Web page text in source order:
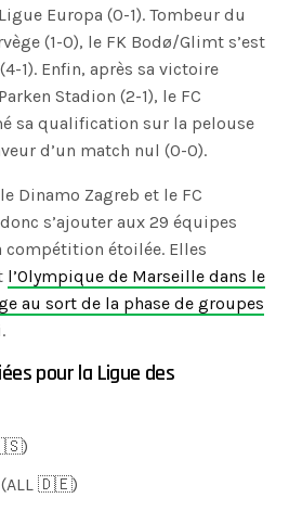
Europa (0-1). Tombeur du
(1-0), le FK Bodø/Glimt s’est
1). Enfin, après sa victoire
Stadion (2-1), le FC
sa qualification sur la pelouse
d’un match nul (0-0).
Dinamo Zagreb et le FC
s’ajouter aux 29 équipes
étoilée. Elles
l’Olympique de Marseille dans le
au sort de la phase de groupes
pour la Ligue des
(ALL 🇩🇪)